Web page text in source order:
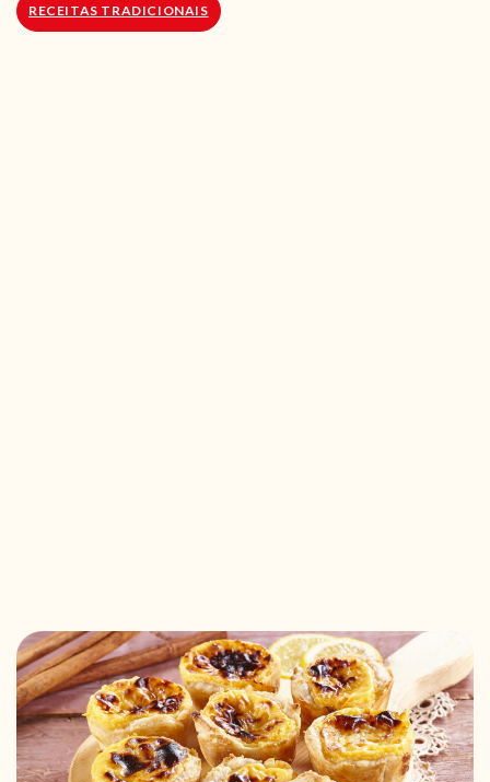
LOJA ONLINE
RECEITAS TRADICIONAIS